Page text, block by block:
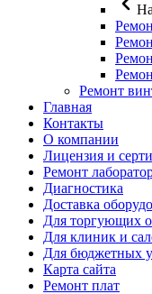
Ремонт
Главная
Контакты
О компании
Лицензия и
Ремонт
Диагностика
Доставка
Для торгующих
Для клиник и
Для бюджетных
Карта сайта
Ремонт плат